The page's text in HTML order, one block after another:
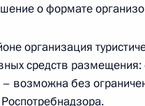
Приморского края
о формате
организация
средств
возможна без